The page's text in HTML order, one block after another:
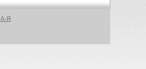
А-Я